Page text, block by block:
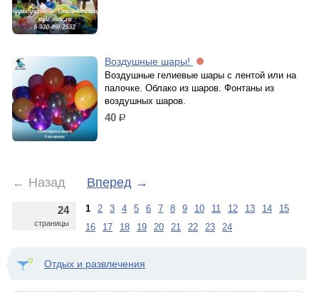
Воздушные шары!
Воздушные гелиевые шары с лентой или на
палочке. Облако из шаров. Фонтаны из
воздушных шаров.
40 р.
← Назад Вперед →
24
страницы
1 2 3 4 5 6 7 8 9 10 11 12 13 14
15
16
17 18 19 20 21 22 23 24
Отдых и развлечения